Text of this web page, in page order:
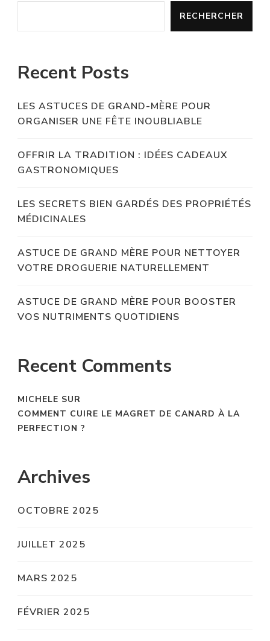
RECHERCHER
Recent Posts
LES ASTUCES DE GRAND-MÈRE POUR
ORGANISER UNE FÊTE INOUBLIABLE
OFFRIR LA TRADITION : IDÉES CADEAUX
GASTRONOMIQUES
LES SECRETS BIEN GARDÉS DES PROPRIÉTÉS
MÉDICINALES
ASTUCE DE GRAND MÈRE POUR NETTOYER
VOTRE DROGUERIE NATURELLEMENT
ASTUCE DE GRAND MÈRE POUR BOOSTER
VOS NUTRIMENTS QUOTIDIENS
Recent Comments
MICHELE SUR
COMMENT CUIRE LE MAGRET DE CANARD À LA
PERFECTION ?
Archives
OCTOBRE 2025
JUILLET 2025
MARS 2025
FÉVRIER 2025